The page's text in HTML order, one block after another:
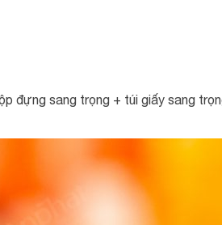
đựng sang trọng + túi giấy sang